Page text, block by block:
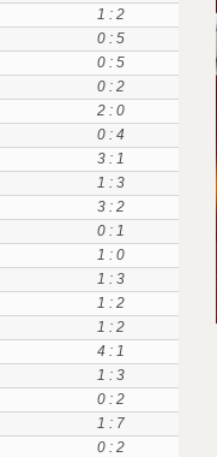
1 : 2
0 : 5
0 : 5
0 : 2
2 : 0
0 : 4
3 : 1
1 : 3
3 : 2
0 : 1
1 : 0
1 : 3
1 : 2
1 : 2
4 : 1
1 : 3
0 : 2
1 : 7
0 : 2